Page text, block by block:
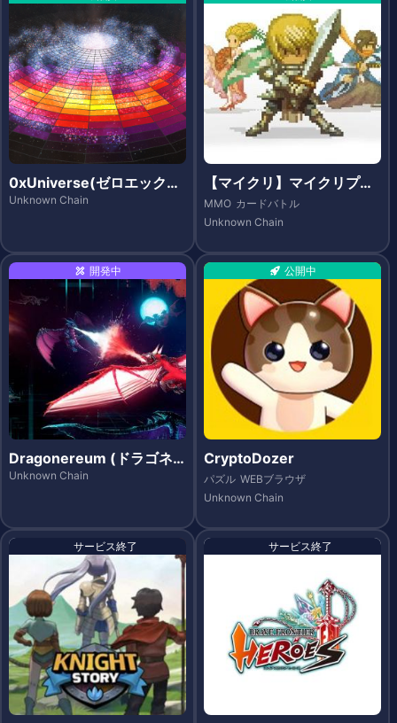
0xUniverse(ゼロエックス
ユニバース)
Unknown Chain
【マイクリ】マイクリプト
ヒーローズ(My Crypto He
roes )
MMO カードバトル
Unknown Chain
開発中
Dragonereum (ドラゴネ
レウム)
Unknown Chain
公開中
CryptoDozer
パズル WEBブラウザ
Unknown Chain
サービス終了 サービス終了